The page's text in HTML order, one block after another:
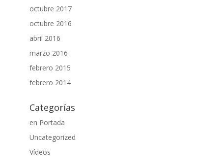
octubre 2017
octubre 2016
abril 2016
marzo 2016
febrero 2015
febrero 2014
Categorías
en Portada
Uncategorized
Vídeos